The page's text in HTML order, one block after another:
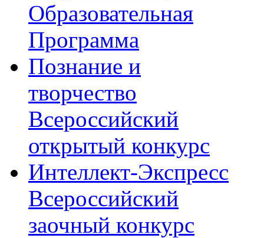
Образовательная
Программа
Познание и
творчество
Всероссийский
открытый конкурс
Интеллект-Экспресс
Всероссийский
заочный конкурс